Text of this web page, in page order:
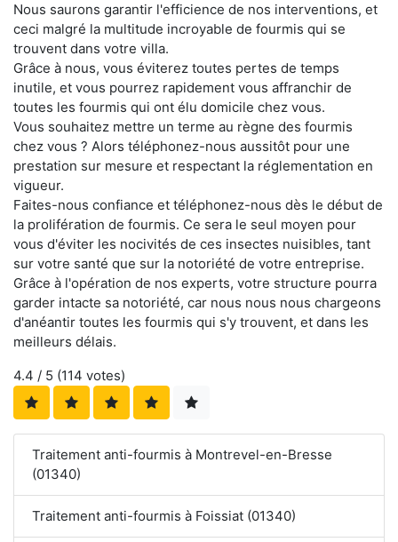
Nous saurons garantir l'efficience de nos interventions, et
ceci malgré la multitude incroyable de fourmis qui se
trouvent dans votre villa.
Grâce à nous, vous éviterez toutes pertes de temps
inutile, et vous pourrez rapidement vous affranchir de
toutes les fourmis qui ont élu domicile chez vous.
Vous souhaitez mettre un terme au règne des fourmis
chez vous ? Alors téléphonez-nous aussitôt pour une
prestation sur mesure et respectant la réglementation en
vigueur.
Faites-nous confiance et téléphonez-nous dès le début de
la prolifération de fourmis. Ce sera le seul moyen pour
vous d'éviter les nocivités de ces insectes nuisibles, tant
sur votre santé que sur la notoriété de votre entreprise.
Grâce à l'opération de nos experts, votre structure pourra
garder intacte sa notoriété, car nous nous nous chargeons
d'anéantir toutes les fourmis qui s'y trouvent, et dans les
meilleurs délais.
4.4 / 5 (114 votes)
Traitement anti-fourmis à Montrevel-en-Bresse
(01340)
Traitement anti-fourmis à Foissiat (01340)